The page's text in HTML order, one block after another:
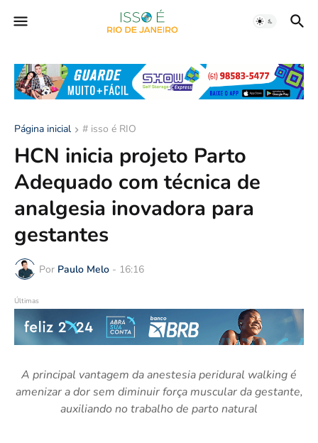
Página inicial # isso é RIO
HCN inicia projeto Parto
Adequado com técnica de
analgesia inovadora para
gestantes
Por Paulo Melo - 16:16
Últimas
A principal vantagem da anestesia peridural walking é
amenizar a dor sem diminuir força muscular da gestante,
auxiliando no trabalho de parto natural